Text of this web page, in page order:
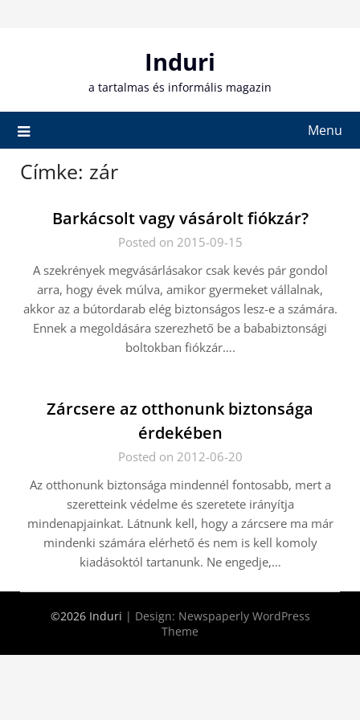
Induri
a tartalmas és informális magazin
Menu
Címke: zár
Barkácsolt vagy vásárolt fiókzár?
Posted on 2015-09-15
A szekrények megvásárlásakor csak kevés pár gondol
arra, hogy évek múlva, amikor gyermeket vállalnak,
akkor az a bútordarab elég biztonságos lesz-e a számára.
Ennek a megoldására szerezhető be a bababiztonsági
boltokban fiókzár….
Zárcsere az otthonunk biztonsága
érdekében
Posted on 2012-06-20
Az otthonunk biztonsága mindennél fontosabb, mert a
szeretteink védelme és szeretete irányítja
mindenapjainkat. Látnunk kell, hogy a zárcsere ma már
mindenki számára elérhető és nem is kell komoly
kiadásoktól tartanunk. Ne engedje,…
©2026 Induri | Design: Newspaperly WordPress
Theme